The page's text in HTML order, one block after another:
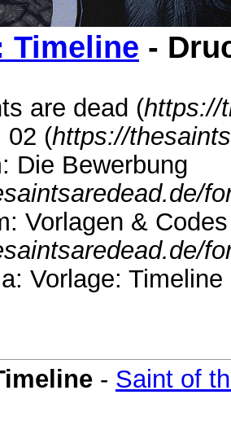
Timeline -
are dead (https://
02 (https://
Die Bewerbung
Vorlagen & Codes
Vorlage: Timeline
- Saint of